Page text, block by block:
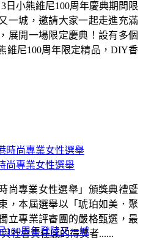
日小熊維尼100周年慶典期間限
一城，邀請大家一起走進充滿
展開一場限定慶典！設有多個
維尼100周年限定精品，DIY香
尚專業女性選舉
尚專業女性選舉」頒獎典禮暨
，本屆選舉以「琥珀如美．聚
立專業評審團的嚴格甄選，最
社會責任感的得獎者......